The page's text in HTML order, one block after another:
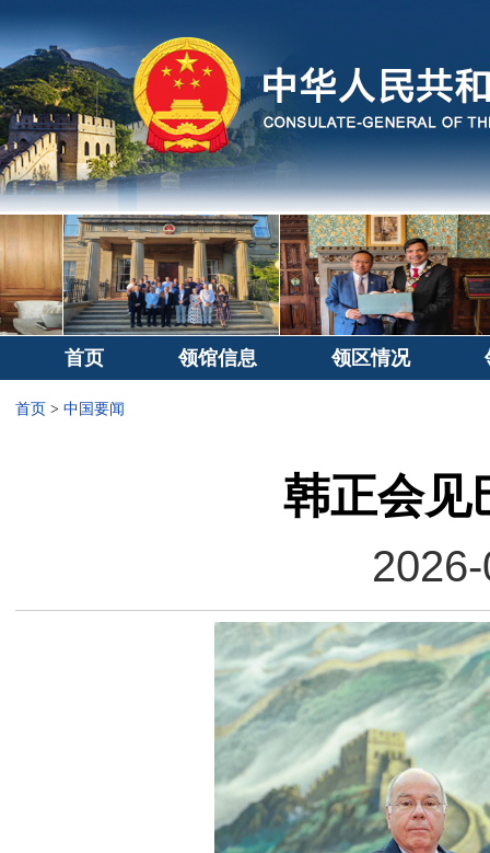
首页 领馆信息 领区情况
首页 > 中国要闻
韩正会见